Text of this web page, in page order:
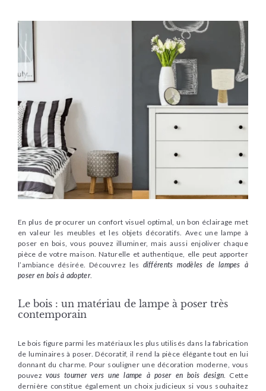
En plus de procurer un confort visuel optimal, un bon éclairage met
en valeur les meubles et les objets décoratifs. Avec une lampe à
poser en bois, vous pouvez illuminer, mais aussi enjoliver chaque
pièce de votre maison. Naturelle et authentique, elle peut apporter
l’ambiance désirée. Découvrez les différents modèles de lampes à
poser en bois à adopter.
Le bois : un matériau de lampe à poser très
contemporain
Le bois figure parmi les matériaux les plus utilisés dans la fabrication
de luminaires à poser. Décoratif, il rend la pièce élégante tout en lui
donnant du charme. Pour souligner une décoration moderne, vous
pouvez vous tourner vers une lampe à poser en bois design. Cette
dernière constitue également un choix judicieux si vous souhaitez